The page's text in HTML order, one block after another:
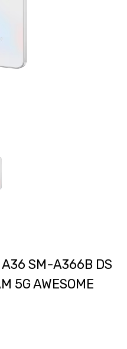
SM-A366B DS
5G AWESOME